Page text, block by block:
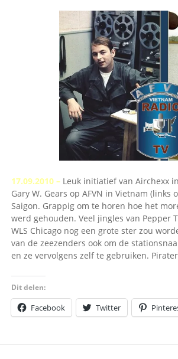
17.09.2010 – Leuk initiatief van Airchexx
Gary W. Gears op AFVN in Vietnam
Saigon. Grappig om te horen hoe het
werd gehouden. Veel jingles van Pepper
WLS Chicago nog een grote ster zou
van de zeezenders ook om de
en ze vervolgens zelf te gebruiken.
Dit delen:
Facebook Twitter